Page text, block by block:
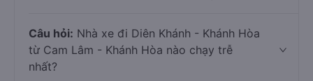
Câu hỏi: Nhà xe đi Diên Khánh - Khánh Hòa
từ Cam Lâm - Khánh Hòa nào chạy trễ
nhất?